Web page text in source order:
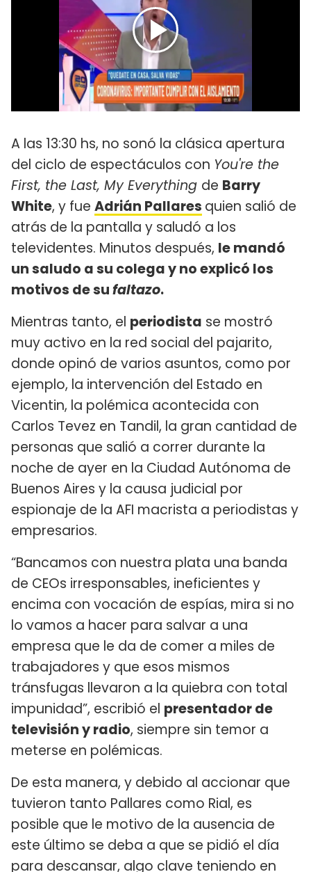
A las 13:30 hs, no sonó la clásica apertura
del ciclo de espectáculos con You're the
First, the Last, My Everything de Barry
White, y fue Adrián Pallares quien salió de
atrás de la pantalla y saludó a los
televidentes. Minutos después, le mandó
un saludo a su colega y no explicó los
motivos de sufaltazo.
Mientras tanto, el periodista se mostró
muy activo en la red social del pajarito,
donde opinó de varios asuntos, como por
ejemplo, la intervención del Estado en
Vicentin, la polémica acontecida con
Carlos Tevez en Tandil, la gran cantidad de
personas que salió a correr durante la
noche de ayer en la Ciudad Autónoma de
Buenos Aires y la causa judicial por
espionaje de la AFI macrista a periodistas y
empresarios.
“Bancamos con nuestra plata una banda
de CEOs irresponsables, ineficientes y
encima con vocación de espías, mira si no
lo vamos a hacer para salvar a una
empresa que le da de comer a miles de
trabajadores y que esos mismos
tránsfugas llevaron a la quiebra con total
impunidad”, escribió el presentador de
televisión y radio, siempre sin temor a
meterse en polémicas.
De esta manera, y debido al accionar que
tuvieron tanto Pallares como Rial, es
posible que le motivo de la ausencia de
este último se deba a que se pidió el día
para descansar, algo clave teniendo en